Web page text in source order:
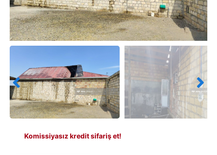
Komissiyasız kredit sifariş et!